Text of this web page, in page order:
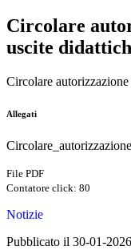
Circolare
uscite
Circolare
Allegati
File PDF
Contatore click: 80
Notizie
Pubblicato il 30-01-2026